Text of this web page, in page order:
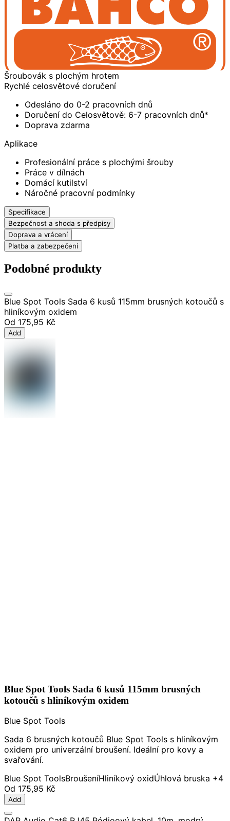
Šroubovák s plochým hrotem
Rychlé celosvětové doručení
Odesláno do 0-2 pracovních dnů
Doručení do Celosvětově: 6-7 pracovních dnů*
Doprava zdarma
Aplikace
Profesionální práce s plochými šrouby
Práce v dílnách
Domácí kutilství
Náročné pracovní podmínky
Specifikace
Bezpečnost a shoda s předpisy
Doprava a vrácení
Platba a zabezpečení
Podobné produkty
Blue Spot Tools Sada 6 kusů 115mm brusných kotoučů s
hliníkovým oxidem
Od 175,95 Kč
Add
Blue Spot Tools Sada 6 kusů 115mm brusných
kotoučů s hliníkovým oxidem
Blue Spot Tools
Sada 6 brusných kotoučů Blue Spot Tools s hliníkovým
oxidem pro univerzální broušení. Ideální pro kovy a
svařování.
Blue Spot ToolsBroušeníHliníkový oxidÚhlová bruska +4
Od 175,95 Kč
Add